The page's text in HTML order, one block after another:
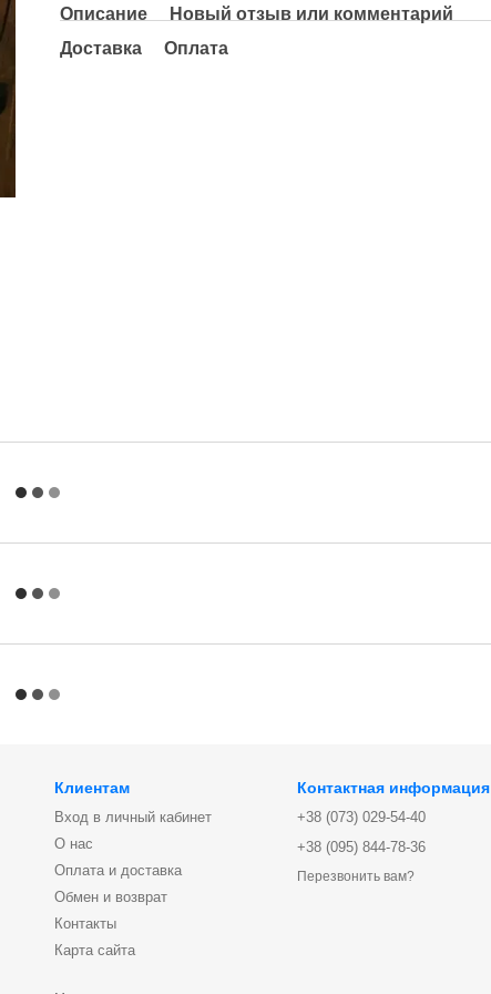
Описание
Новый отзыв или комментарий
Доставка
Оплата
Клиентам
Вход в личный кабинет
О нас
Оплата и доставка
Обмен и возврат
Контакты
Карта сайта
Контактная информация
+38 (073) 029-54-40
+38 (095) 844-78-36
Перезвонить вам?